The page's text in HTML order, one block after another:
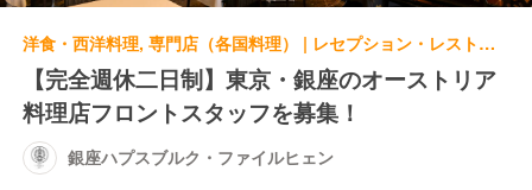
洋食・西洋料理, 専門店（各国料理） | レセプション・レストランレセプション | 銀座ハプスブルク・ファイルヒェン
【完全週休二日制】東京・銀座のオーストリア
料理店フロントスタッフを募集！
銀座ハプスブルク・ファイルヒェン